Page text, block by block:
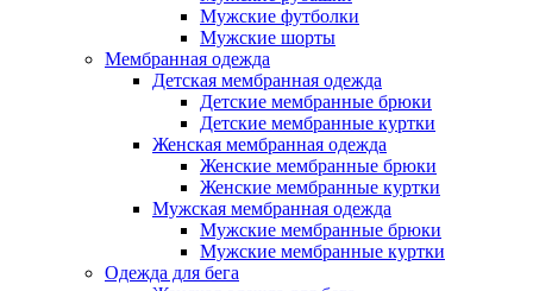
Мужские футболки
Мужские шорты
Мембранная одежда
Детская мембранная одежда
Детские мембранные брюки
Детские мембранные куртки
Женская мембранная одежда
Женские мембранные брюки
Женские мембранные куртки
Мужская мембранная одежда
Мужские мембранные брюки
Мужские мембранные куртки
Одежда для бега